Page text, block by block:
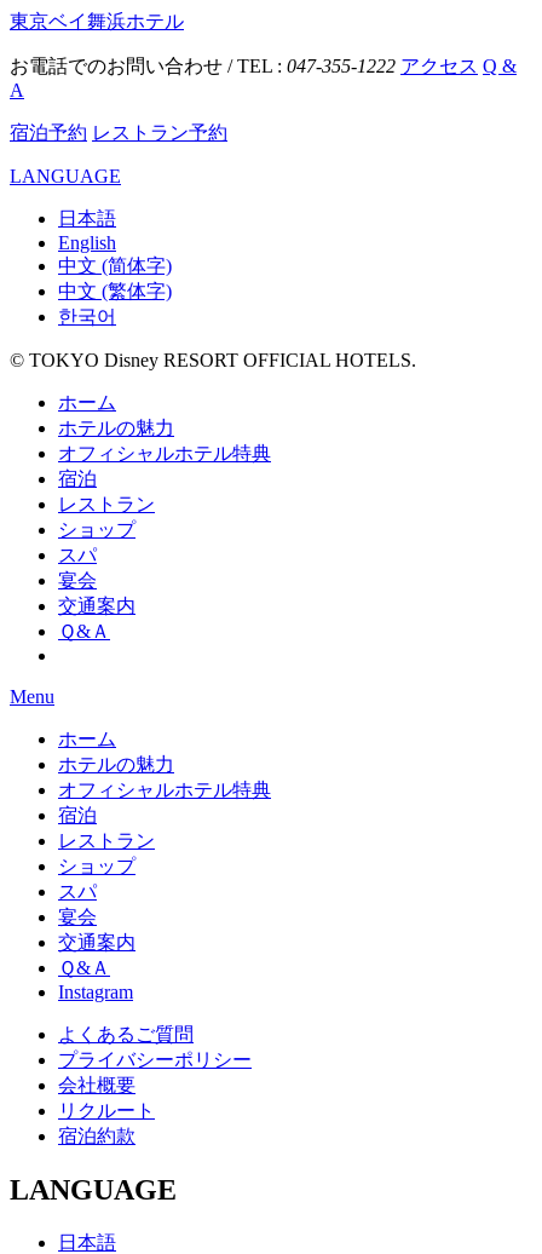
東京ベイ舞浜ホテル
お電話でのお問い合わせ / TEL : 047-355-1222 アクセス Q &
A
宿泊予約 レストラン予約
LANGUAGE
日本語
English
中文 (简体字)
中文 (繁体字)
한국어
© TOKYO Disney RESORT OFFICIAL HOTELS.
ホーム
ホテルの魅力
オフィシャルホテル特典
宿泊
レストラン
ショップ
スパ
宴会
交通案内
Ｑ&Ａ
Menu
ホーム
ホテルの魅力
オフィシャルホテル特典
宿泊
レストラン
ショップ
スパ
宴会
交通案内
Ｑ&Ａ
Instagram
よくあるご質問
プライバシーポリシー
会社概要
リクルート
宿泊約款
LANGUAGE
日本語